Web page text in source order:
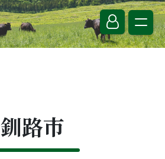
釧路市